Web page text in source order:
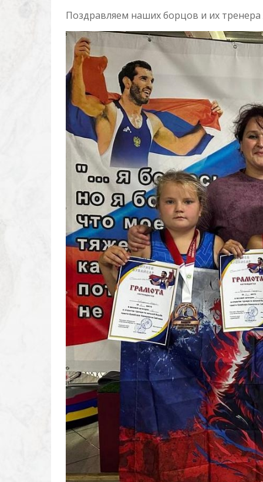
Поздравляем наших борцов и их тренера